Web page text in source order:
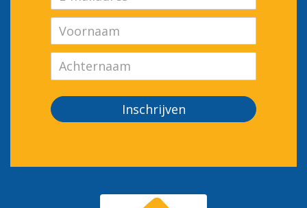
Inschrijven